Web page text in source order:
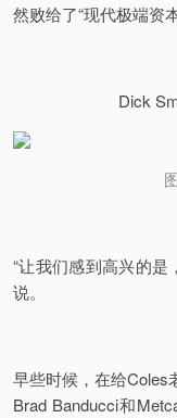
然败给了“现代极端资本
Dick
“让我们感到高兴的是
说。
早些时候，在给Coles
Brad Banducci和